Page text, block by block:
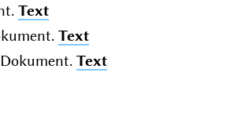
Text
Text
Text